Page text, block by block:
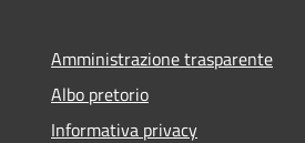
Amministrazione trasparente
Albo pretorio
Informativa privacy